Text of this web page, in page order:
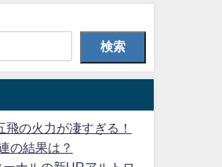
検索
飛の火力が凄すぎる！
の結果は？